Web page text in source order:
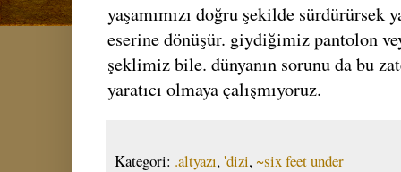
yaşamımızı doğru şekilde sürdürürsek
eserine dönüşür. giydiğimiz pantolon
şeklimiz bile. dünyanın sorunu da bu
yaratıcı olmaya çalışmıyoruz.
Kategori: .altyazı,'dizi, ~six feet under